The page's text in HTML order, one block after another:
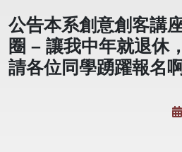
公告本系創意創客講
圈 – 讓我中年就退休
請各位同學踴躍報名